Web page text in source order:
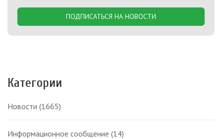
ПОДПИСАТЬСЯ НА НОВОСТИ
Категории
Новости (1665)
Информационное сообщение (14)